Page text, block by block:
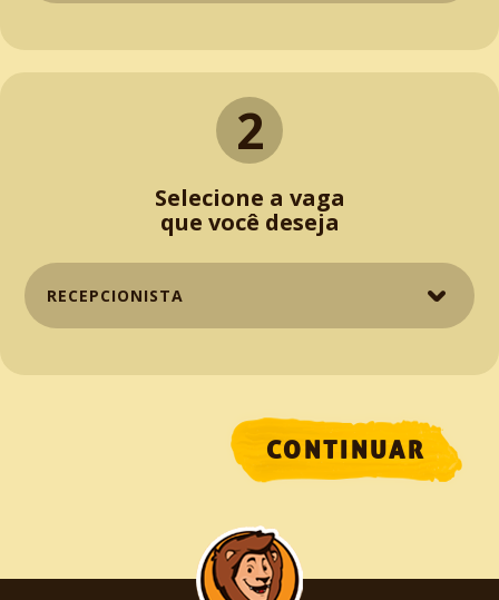
2
Selecione a vaga
que você deseja
CONTINUAR